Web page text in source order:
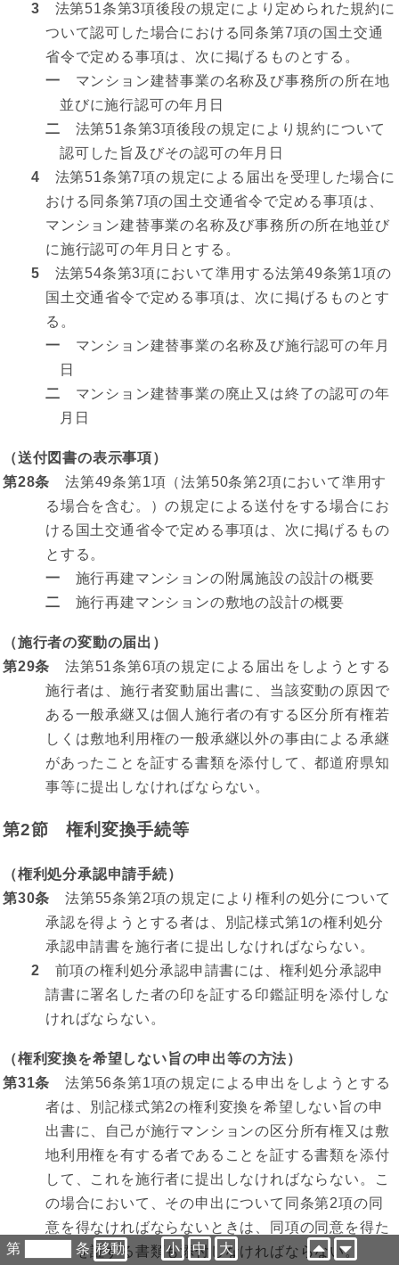
3 法第51条第3項後段の規定により定められた規約に
ついて認可した場合における同条第7項の国土交通
省令で定める事項は、次に掲げるものとする。
一 マンション建替事業の名称及び事務所の所在地
並びに施行認可の年月日
二 法第51条第3項後段の規定により規約について
認可した旨及びその認可の年月日
4 法第51条第7項の規定による届出を受理した場合に
おける同条第7項の国土交通省令で定める事項は、
マンション建替事業の名称及び事務所の所在地並び
に施行認可の年月日とする。
5 法第54条第3項において準用する法第49条第1項の
国土交通省令で定める事項は、次に掲げるものとす
る。
一 マンション建替事業の名称及び施行認可の年月
日
二 マンション建替事業の廃止又は終了の認可の年
月日
（送付図書の表示事項）
第28条 法第49条第1項（法第50条第2項において準用す
る場合を含む。）の規定による送付をする場合にお
ける国土交通省令で定める事項は、次に掲げるもの
とする。
一 施行再建マンションの附属施設の設計の概要
二 施行再建マンションの敷地の設計の概要
（施行者の変動の届出）
第29条 法第51条第6項の規定による届出をしようとする
施行者は、施行者変動届出書に、当該変動の原因で
ある一般承継又は個人施行者の有する区分所有権若
しくは敷地利用権の一般承継以外の事由による承継
があったことを証する書類を添付して、都道府県知
事等に提出しなければならない。
第2節 権利変換手続等
（権利処分承認申請手続）
第30条 法第55条第2項の規定により権利の処分について
承認を得ようとする者は、別記様式第1の権利処分
承認申請書を施行者に提出しなければならない。
2 前項の権利処分承認申請書には、権利処分承認申
請書に署名した者の印を証する印鑑証明を添付しな
ければならない。
（権利変換を希望しない旨の申出等の方法）
第31条 法第56条第1項の規定による申出をしようとする
者は、別記様式第2の権利変換を希望しない旨の申
出書に、自己が施行マンションの区分所有権又は敷
地利用権を有する者であることを証する書類を添付
して、これを施行者に提出しなければならない。こ
の場合において、その申出について同条第2項の同
意を得なければならないときは、同項の同意を得た
ことを証する書類も添付しなければならない。
第 条 小 中 大